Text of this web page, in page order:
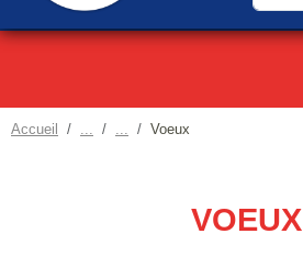
Accueil Voeux
VOEUX